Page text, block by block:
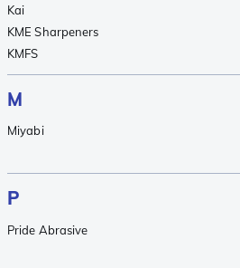
Kai
KME Sharpeners
KMFS
M
Miyabi
P
Pride Abrasive